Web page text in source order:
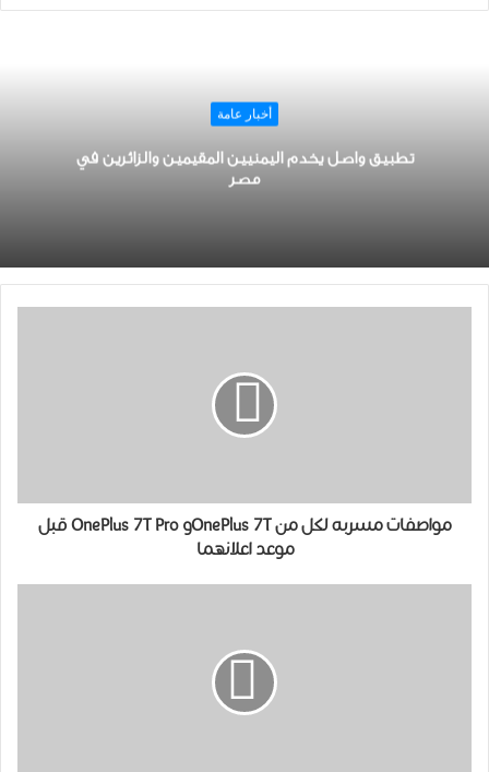
أخبار عامة
تطبيق واصل يخدم اليمنيين المقيمين والزائرين في
مصر
مواصفات مسربه لكل من OnePlus 7Tو OnePlus 7T Pro قبل
موعد اعلانهما